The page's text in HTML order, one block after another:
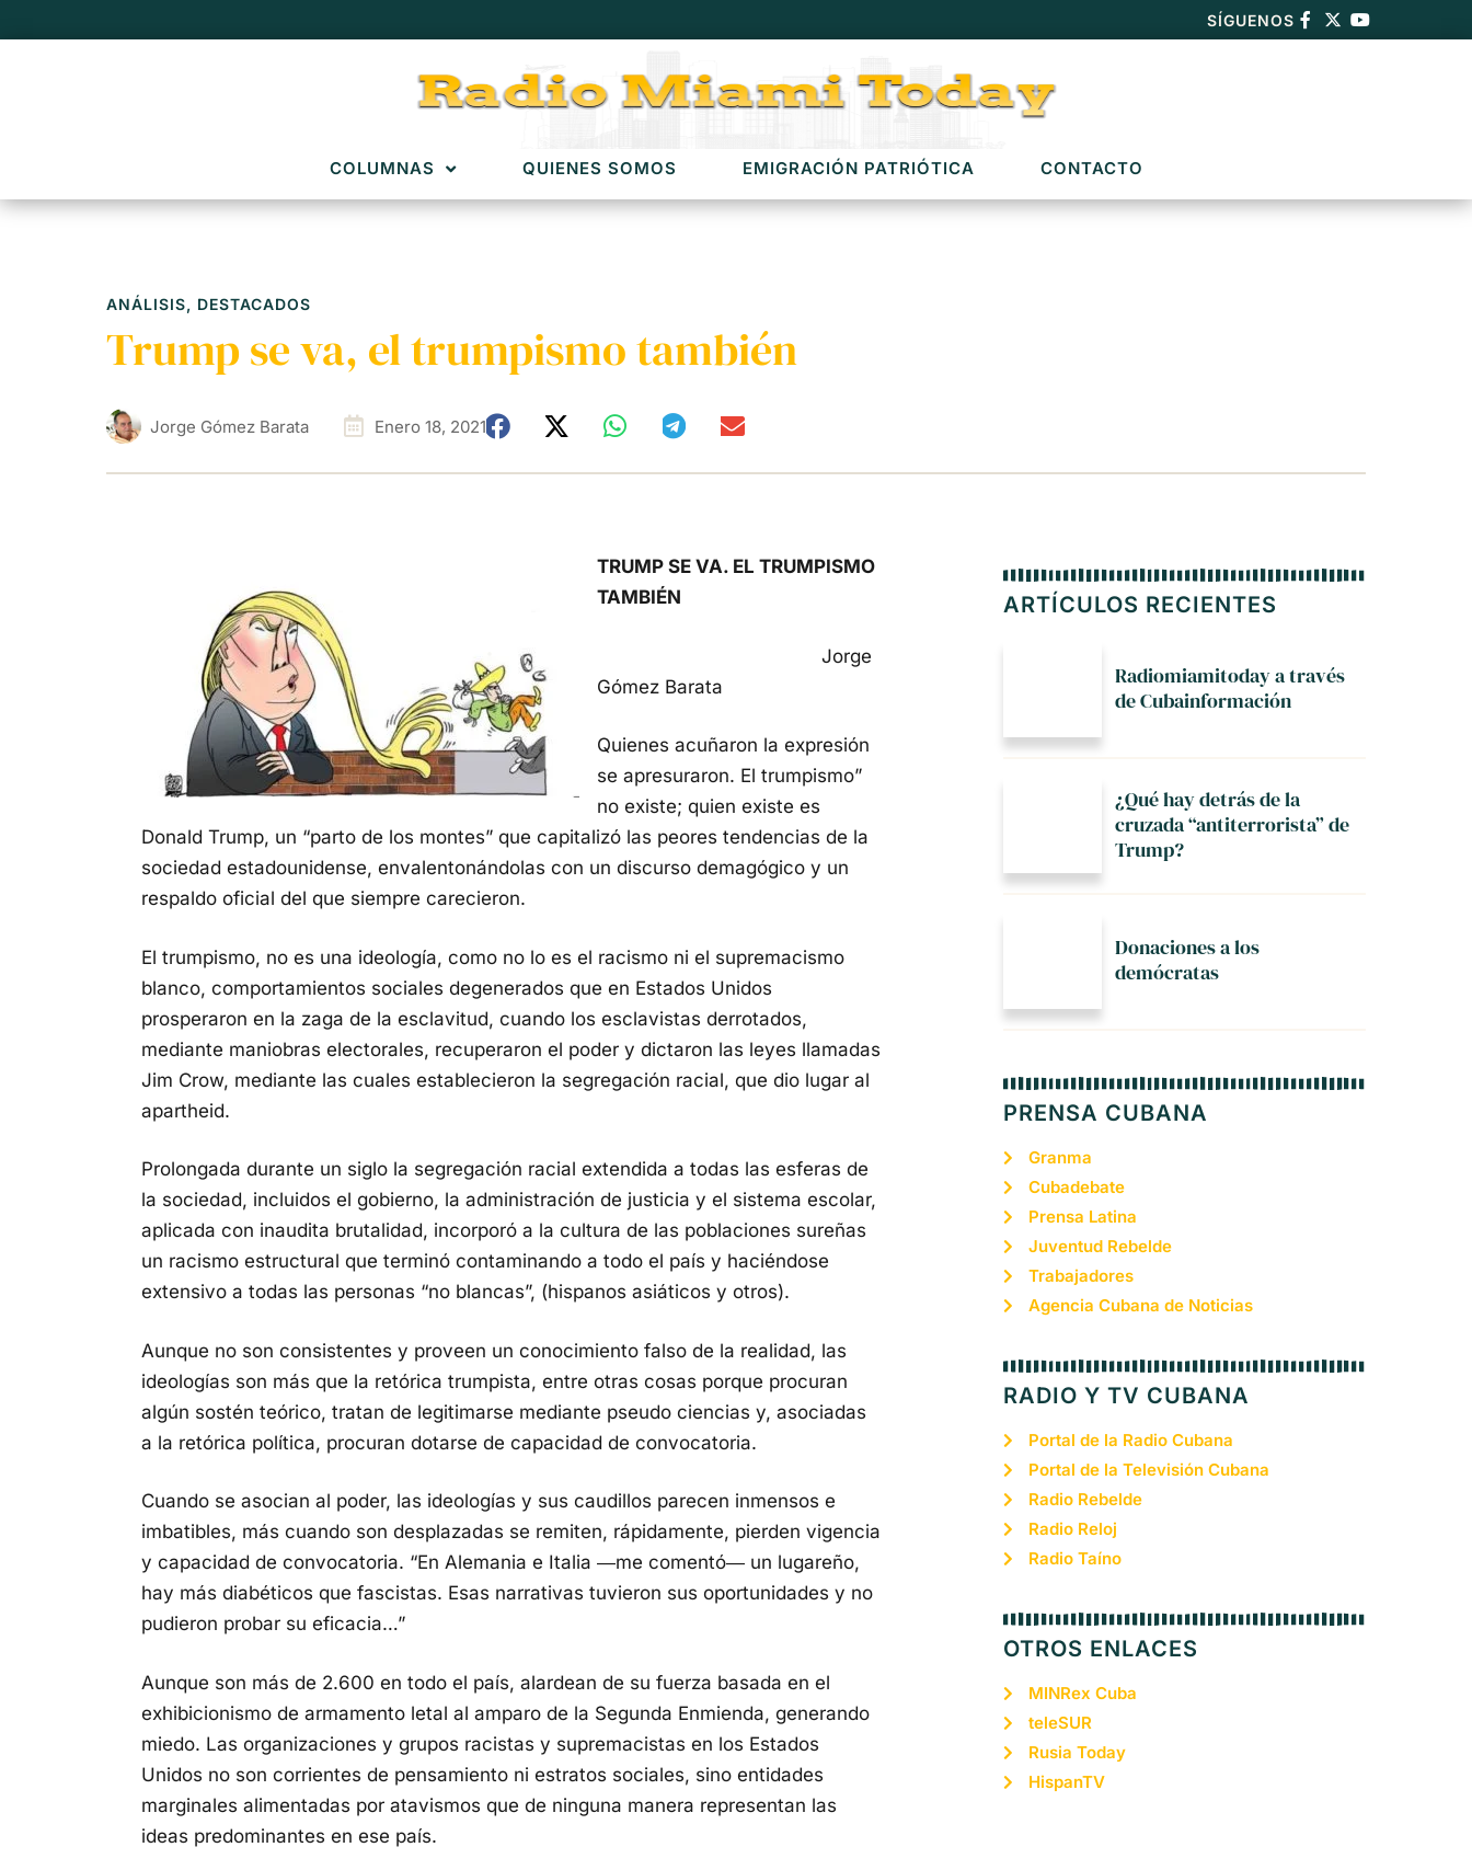
SÍGUENOS
COLUMNAS QUIENES SOMOS EMIGRACIÓN PATRIÓTICA CONTACTO
ANÁLISIS, DESTACADOS
Trump se va, el trumpismo también
Jorge Gómez Barata Enero 18, 2021
TRUMP SE VA. EL TRUMPISMO
TAMBIÉN
Jorge
Gómez Barata
Quienes acuñaron la expresión
se apresuraron. El trumpismo”
no existe; quien existe es
Donald Trump, un “parto de los montes” que capitalizó las peores tendencias de la
sociedad estadounidense, envalentonándolas con un discurso demagógico y un
respaldo oficial del que siempre carecieron.
El trumpismo, no es una ideología, como no lo es el racismo ni el supremacismo
blanco, comportamientos sociales degenerados que en Estados Unidos
prosperaron en la zaga de la esclavitud, cuando los esclavistas derrotados,
mediante maniobras electorales, recuperaron el poder y dictaron las leyes llamadas
Jim Crow, mediante las cuales establecieron la segregación racial, que dio lugar al
apartheid.
Prolongada durante un siglo la segregación racial extendida a todas las esferas de
la sociedad, incluidos el gobierno, la administración de justicia y el sistema escolar,
aplicada con inaudita brutalidad, incorporó a la cultura de las poblaciones sureñas
un racismo estructural que terminó contaminando a todo el país y haciéndose
extensivo a todas las personas “no blancas”, (hispanos asiáticos y otros).
Aunque no son consistentes y proveen un conocimiento falso de la realidad, las
ideologías son más que la retórica trumpista, entre otras cosas porque procuran
algún sostén teórico, tratan de legitimarse mediante pseudo ciencias y, asociadas
a la retórica política, procuran dotarse de capacidad de convocatoria.
Cuando se asocian al poder, las ideologías y sus caudillos parecen inmensos e
imbatibles, más cuando son desplazadas se remiten, rápidamente, pierden vigencia
y capacidad de convocatoria. “En Alemania e Italia ―me comentó― un lugareño,
hay más diabéticos que fascistas. Esas narrativas tuvieron sus oportunidades y no
pudieron probar su eficacia…”
Aunque son más de 2.600 en todo el país, alardean de su fuerza basada en el
exhibicionismo de armamento letal al amparo de la Segunda Enmienda, generando
miedo. Las organizaciones y grupos racistas y supremacistas en los Estados
Unidos no son corrientes de pensamiento ni estratos sociales, sino entidades
marginales alimentadas por atavismos que de ninguna manera representan las
ideas predominantes en ese país.
ARTÍCULOS RECIENTES
Radiomiamitoday a través
de Cubainformación
¿Qué hay detrás de la
cruzada “antiterrorista” de
Trump?
Donaciones a los
demócratas
PRENSA CUBANA
Granma
Cubadebate
Prensa Latina
Juventud Rebelde
Trabajadores
Agencia Cubana de Noticias
RADIO Y TV CUBANA
Portal de la Radio Cubana
Portal de la Televisión Cubana
Radio Rebelde
Radio Reloj
Radio Taíno
OTROS ENLACES
MINRex Cuba
teleSUR
Rusia Today
HispanTV